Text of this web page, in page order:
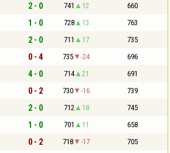
2 - 0 741 12 660
1 - 0 728 13 763
2 - 0 711 17 735
0 - 4 735 -24 696
4 - 0 714 21 691
0 - 2 730 -16 739
2 - 0 712 18 745
1 - 0 701 11 658
0 - 2 718 -17 705